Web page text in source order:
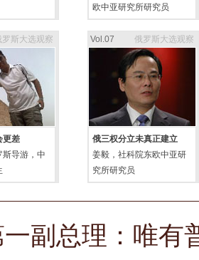
欧中亚研究所研究员
罗斯大选观察
更差
斯导游，中
俄罗斯大选观察
Vol.07
俄三权分立未真正建立
姜毅，社科院东欧中亚研
究所研究员
副总理：唯有